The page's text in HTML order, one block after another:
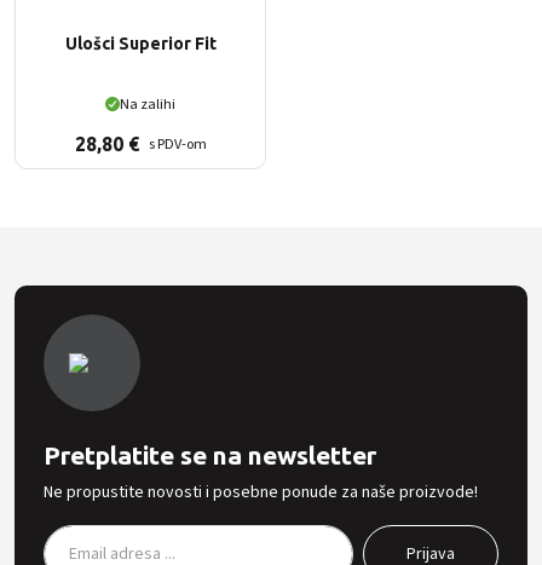
Ulošci Superior Fit
Na zalihi
28,80 € s PDV-om
Pretplatite se na newsletter
Ne propustite novosti i posebne ponude za naše proizvode!